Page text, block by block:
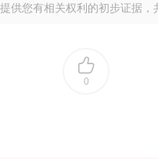
您有相关权利的初步证据，
0